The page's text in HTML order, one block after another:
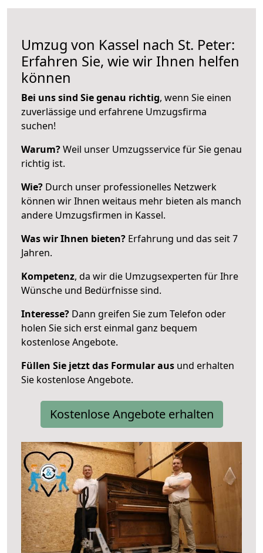
Umzug von Kassel nach St. Peter:
Erfahren Sie, wie wir Ihnen helfen
können
Bei uns sind Sie genau richtig, wenn Sie einen
zuverlässige und erfahrene Umzugsfirma
suchen!
Warum?Weil unser Umzugsservice für Sie genau
richtig ist.
Wie? Durch unser professionelles Netzwerk
können wir Ihnen weitaus mehr bieten als manch
andere Umzugsfirmen in Kassel.
Was wir Ihnen bieten? Erfahrung und das seit 7
Jahren.
Kompetenz, da wir die Umzugsexperten für Ihre
Wünsche und Bedürfnisse sind.
Interesse? Dann greifen Sie zum Telefon oder
holen Sie sich erst einmal ganz bequem
kostenlose Angebote.
Füllen Sie jetzt das Formular aus und erhalten
Sie kostenlose Angebote.
Kostenlose Angebote erhalten